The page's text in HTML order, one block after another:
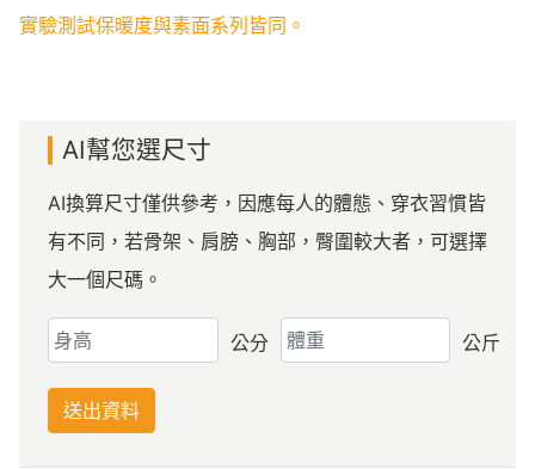
實驗測試保暖度與素面系列皆同。
AI幫您選尺寸
AI換算尺寸僅供參考，因應每人的體態、穿衣習慣皆
有不同，若骨架、肩膀、胸部，臀圍較大者，可選擇
大一個尺碼。
公分 公斤
送出資料